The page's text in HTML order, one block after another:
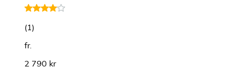
(1)
fr.
2 790 kr